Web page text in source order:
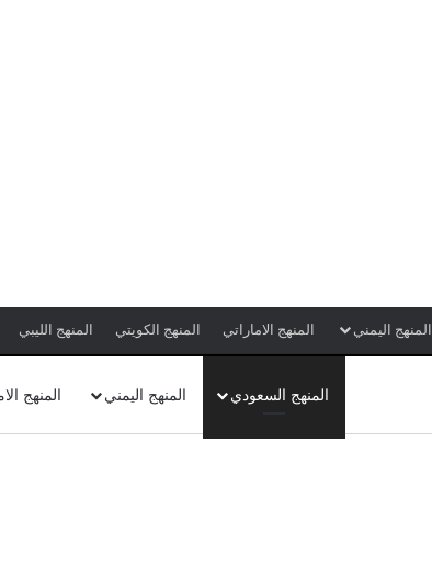
المنهج اليمني المنهج الاماراتي المنهج الكويتي المنهج الليبي
المنهج السعودي المنهج اليمني المنهج